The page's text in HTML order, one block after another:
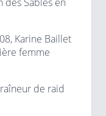
Karine Baillet
femme
de raid